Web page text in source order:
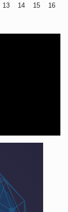
13 14 15
16